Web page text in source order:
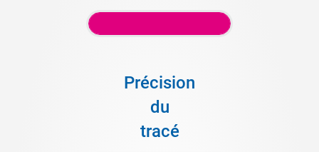
Précision
du
tracé